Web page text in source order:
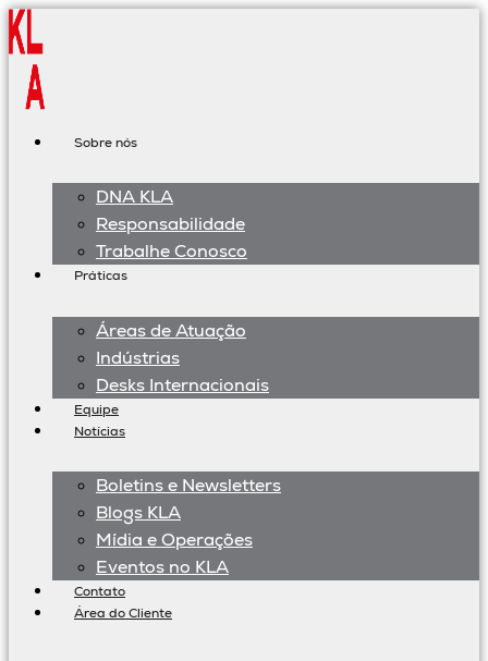
Ir
para
o
conteúdo
Sobre nós
DNA KLA
Responsabilidade
Trabalhe Conosco
Práticas
Áreas de Atuação
Indústrias
Desks Internacionais
Equipe
Notícias
Boletins e Newsletters
Blogs KLA
Mídia e Operações
Eventos no KLA
Contato
Área do Cliente